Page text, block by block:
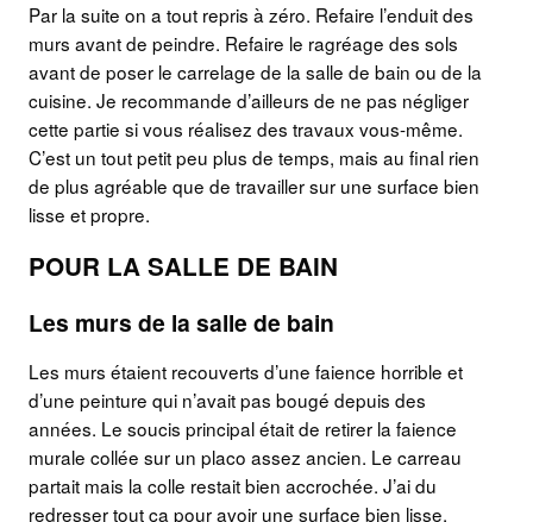
Par la suite on a tout repris à zéro. Refaire l’enduit des
murs avant de peindre. Refaire le ragréage des sols
avant de poser le carrelage de la salle de bain ou de la
cuisine. Je recommande d’ailleurs de ne pas négliger
cette partie si vous réalisez des travaux vous-même.
C’est un tout petit peu plus de temps, mais au final rien
de plus agréable que de travailler sur une surface bien
lisse et propre.
POUR LA SALLE DE BAIN
Les murs de la salle de bain
Les murs étaient recouverts d’une faience horrible et
d’une peinture qui n’avait pas bougé depuis des
années. Le soucis principal était de retirer la faience
murale collée sur un placo assez ancien. Le carreau
partait mais la colle restait bien accrochée. J’ai du
redresser tout ça pour avoir une surface bien lisse.